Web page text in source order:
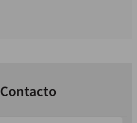
Contacto